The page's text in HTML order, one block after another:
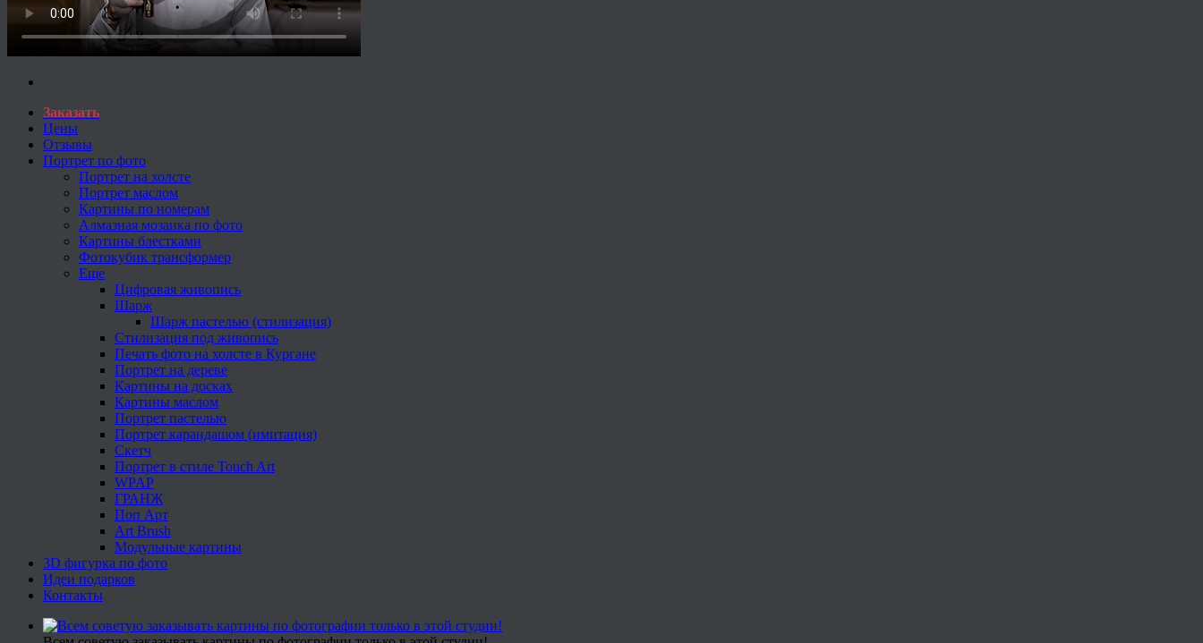
Заказать
Цены
Отзывы
Портрет по фото
Портрет на холсте
Портрет маслом
Картины по номерам
Алмазная мозаика по фото
Картины блестками
Фотокубик трансформер
Еще
Цифровая живопись
Шарж
Шарж пастелью (стилизация)
Стилизация под живопись
Печать фото на холсте в Кургане
Портрет на дереве
Картины на досках
Картины маслом
Портрет пастелью
Портрет карандашом (имитация)
Скетч
Портрет в стиле Touch Art
WPAP
ГРАНЖ
Поп Арт
Art Brush
Модульные картины
3D фигурка по фото
Идеи подарков
Контакты